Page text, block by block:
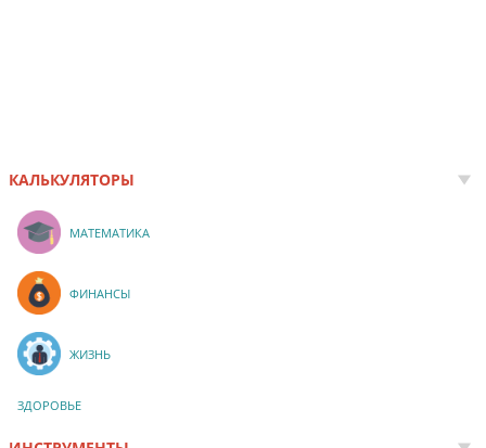
КАЛЬКУЛЯТОРЫ
МАТЕМАТИКА
ФИНАНСЫ
ЖИЗНЬ
ЗДОРОВЬЕ